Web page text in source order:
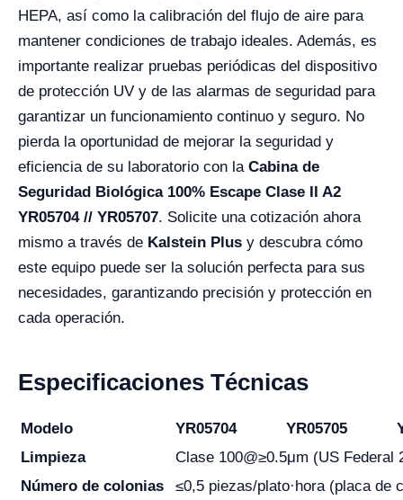
HEPA, así como la calibración del flujo de aire para
mantener condiciones de trabajo ideales. Además, es
importante realizar pruebas periódicas del dispositivo
de protección UV y de las alarmas de seguridad para
garantizar un funcionamiento continuo y seguro. No
pierda la oportunidad de mejorar la seguridad y
eficiencia de su laboratorio con la Cabina de
Seguridad Biológica 100% Escape Clase II A2
YR05704 // YR05707. Solicite una cotización ahora
mismo a través de Kalstein Plus y descubra cómo
este equipo puede ser la solución perfecta para sus
necesidades, garantizando precisión y protección en
cada operación.
Especificaciones Técnicas
Modelo YR05704 YR05705
Limpieza
Clase 100@≥0.5μm (US Federal
Número de colonias
≤0,5 piezas/plato·hora (placa de